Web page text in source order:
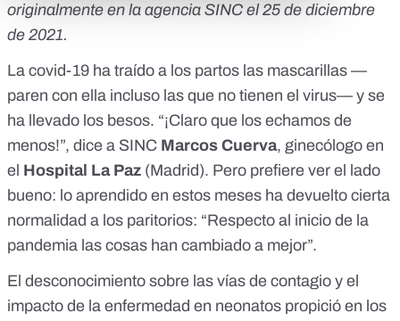
originalmente en la agencia SINC el 25 de diciembre
de 2021.
La covid-19 ha traído a los partos las mascarillas —
paren con ella incluso las que no tienen el virus— y se
ha llevado los besos. “¡Claro que los echamos de
menos!”, dice a SINC Marcos Cuerva, ginecólogo en
el Hospital La Paz (Madrid). Pero prefiere ver el lado
bueno: lo aprendido en estos meses ha devuelto cierta
normalidad a los paritorios: “Respecto al inicio de la
pandemia las cosas han cambiado a mejor”.
El desconocimiento sobre las vías de contagio y el
impacto de la enfermedad en neonatos propició en los